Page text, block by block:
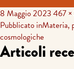
8 Maggio 2023 467
Navigazione
articoli
Pubblicato inMateria,
cosmologiche
Articoli